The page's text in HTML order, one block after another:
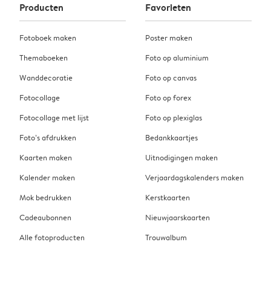
Producten
Fotoboek maken
Themaboeken
Wanddecoratie
Fotocollage
Fotocollage met lijst
Foto’s afdrukken
Kaarten maken
Kalender maken
Mok bedrukken
Cadeaubonnen
Alle fotoproducten
Favorieten
Poster maken
Foto op aluminium
Foto op canvas
Foto op forex
Foto op plexiglas
Bedankkaartjes
Uitnodigingen maken
Verjaardagskalenders maken
Kerstkaarten
Nieuwjaarskaarten
Trouwalbum